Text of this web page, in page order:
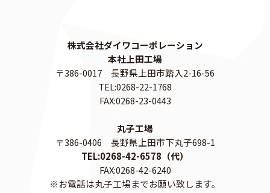
株式会社ダイワコーポレーション
本社上田工場
〒386-0017 長野県上田市踏入2-16-56
TEL:0268-22-1768
FAX:0268-23-0443
丸子工場
〒386-0406 長野県上田市下丸子698-1
TEL:0268-42-6578（代）
FAX:0268-42-6240
※お電話は丸子工場までお願い致します。